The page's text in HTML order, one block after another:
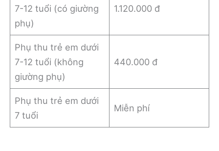
7-12 tuổi (có giường
phụ)
1.120.000 đ
Phụ thu trẻ em dưới
7-12 tuổi (không
giường phụ)
440.000 đ
Phụ thu trẻ em dưới
7 tuổi
Miễn phí